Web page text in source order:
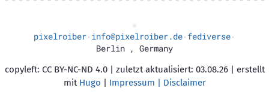
pixelroiber· info@pixelroiber.de· fediverse·
Berlin , Germany
copyleft: CC BY-NC-ND 4.0 | zuletzt aktualisiert: 03.08.26 | erstellt
mit Hugo | Impressum | Disclaimer